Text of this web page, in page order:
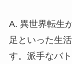
A. 異世界転生
足といった生
す。派手なバ